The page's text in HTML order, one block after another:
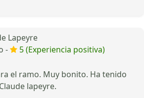
Lapeyre
-
5 (Experiencia positiva)
el ramo. Muy bonito. Ha tenido
lapeyre.